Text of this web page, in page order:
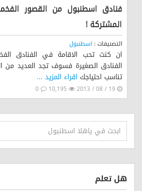
فنادق اسطنبول من القصور
المشتركة !
التصنيفات : اسطنبول
ان كنت تحب الاقامة في الفنادق
الفنادق الصغيرة فسوف تجد العديد من
تناسب احتياجك اقراء المزيد ...
هل تعلم